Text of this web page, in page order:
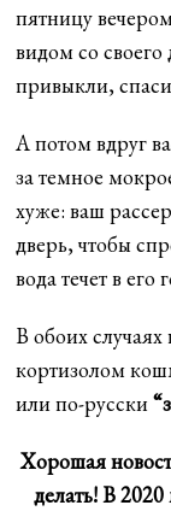
пятницу
видом со
привыкли,
А потом вдруг
за темное
хуже: ваш
дверь, чтобы
вода течет в
В обоих
кортизолом
или по-русски
Хорошая
делать! В